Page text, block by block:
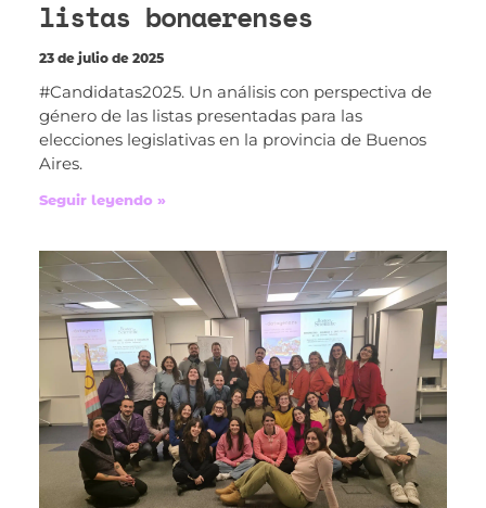
listas bonaerenses
23 de julio de 2025
#Candidatas2025. Un análisis con perspectiva de
género de las listas presentadas para las
elecciones legislativas en la provincia de Buenos
Aires.
Seguir leyendo »